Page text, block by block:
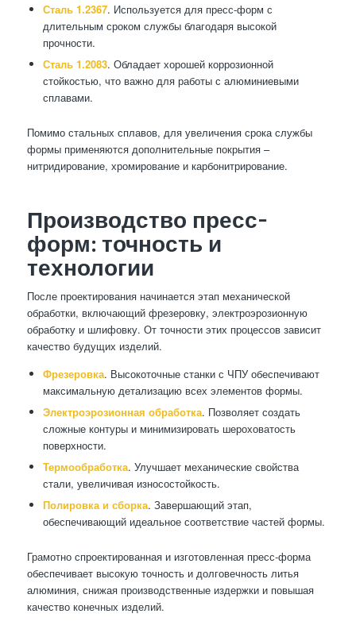
Сталь 1.2367. Используется для пресс-форм с
длительным сроком службы благодаря высокой
прочности.
Сталь 1.2083. Обладает хорошей коррозионной
стойкостью, что важно для работы с алюминиевыми
сплавами.
Помимо стальных сплавов, для увеличения срока службы
формы применяются дополнительные покрытия –
нитридирование, хромирование и карбонитрирование.
Производство пресс-
форм: точность и
технологии
После проектирования начинается этап механической
обработки, включающий фрезеровку, электроэрозионную
обработку и шлифовку. От точности этих процессов зависит
качество будущих изделий.
Фрезеровка. Высокоточные станки с ЧПУ обеспечивают
максимальную детализацию всех элементов формы.
Электроэрозионная обработка. Позволяет создать
сложные контуры и минимизировать шероховатость
поверхности.
Термообработка. Улучшает механические свойства
стали, увеличивая износостойкость.
Полировка и сборка. Завершающий этап,
обеспечивающий идеальное соответствие частей формы.
Грамотно спроектированная и изготовленная пресс-форма
обеспечивает высокую точность и долговечность литья
алюминия, снижая производственные издержки и повышая
качество конечных изделий.